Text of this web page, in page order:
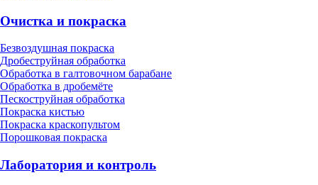
Очистка и покраска
Безвоздушная покраска
Дробеструйная обработка
Обработка в галтовочном барабане
Обработка в дробемёте
Пескоструйная обработка
Покраска кистью
Покраска краскопультом
Порошковая покраска
Лаборатория и контроль